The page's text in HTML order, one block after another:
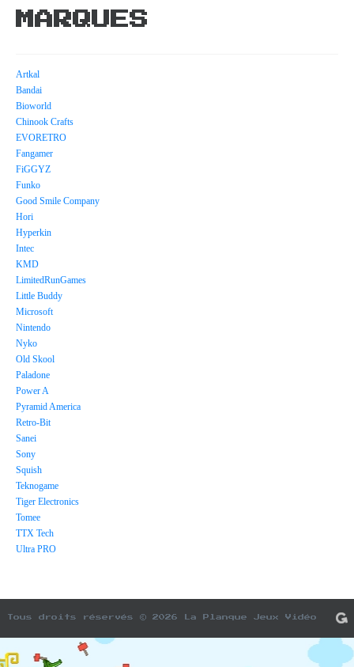
MARQUES
Artkal
Bandai
Bioworld
Chinook Crafts
EVORETRO
Fangamer
FiGGYZ
Funko
Good Smile Company
Hori
Hyperkin
Intec
KMD
LimitedRunGames
Little Buddy
Microsoft
Nintendo
Nyko
Old Skool
Paladone
Power A
Pyramid America
Retro-Bit
Sanei
Sony
Squish
Teknogame
Tiger Electronics
Tomee
TTX Tech
Ultra PRO
Tous droits réservés © 2026 La Planque Jeux Vidéo